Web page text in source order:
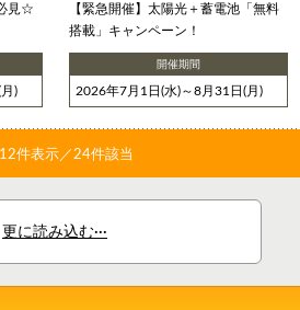
見☆
)
【緊急開催】太陽光＋蓄電池「無料
搭載」キャンペーン！
開催期間
2026年7月1日(水)～8月31日(月)
12件表示／24件該当
更に読み込む···